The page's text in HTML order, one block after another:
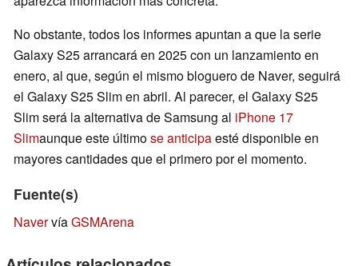
No obstante, todos los informes apuntan a que la serie
Galaxy S25 arrancará en 2025 con un lanzamiento en
enero, al que, según el mismo bloguero de Naver, seguirá
el Galaxy S25 Slim en abril. Al parecer, el Galaxy S25
Slim será la alternativa de Samsung al iPhone 17
Slimaunque este últimose anticipaesté disponible en
mayores cantidades que el primero por el momento.
Fuente(s)
NavervíaGSMArena